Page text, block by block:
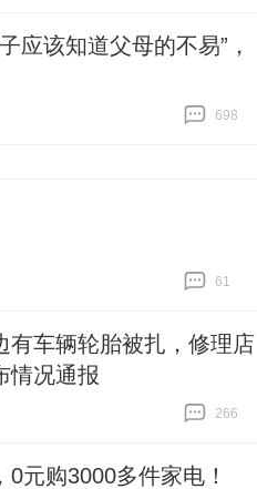
应该知道父母的不易”，
698
61
有车辆轮胎被扎，修理店
情况通报
266
元购3000多件家电！